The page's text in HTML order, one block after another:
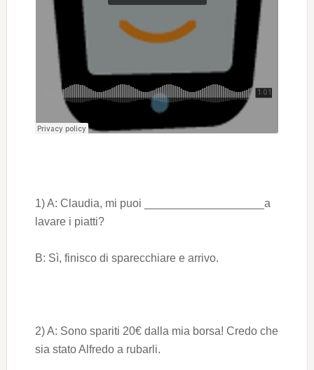
1) A: Claudia, mi puoi ___________________a
lavare i piatti?
B: Sì, finisco di sparecchiare e arrivo.
2) A: Sono spariti 20€ dalla mia borsa! Credo che
sia stato Alfredo a rubarli.